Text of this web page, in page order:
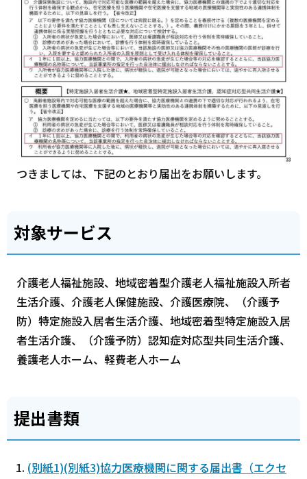
つきましては、下記のとおり届出をお願いします。
対象サービス
介護老人福祉施設、地域密着型介護老人福祉施設入所者
生活介護、介護老人保健施設、介護医療院、（介護予
防）特定施設入居者生活介護、地域密着型特定施設入居
者生活介護、（介護予防）認知症対応型共同生活介護、
養護老人ホーム、軽費老人ホーム
提出書類
(別紙1)(別紙3)協力医療機関に関する届出書（エクセ